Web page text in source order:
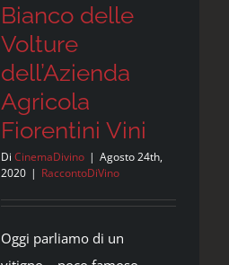
Bianco delle
Volture
dell’Azienda
Agricola
Fiorentini Vini
Di CinemaDivino | Agosto 24th,
2020 | RaccontoDiVino
Oggi parliamo di un